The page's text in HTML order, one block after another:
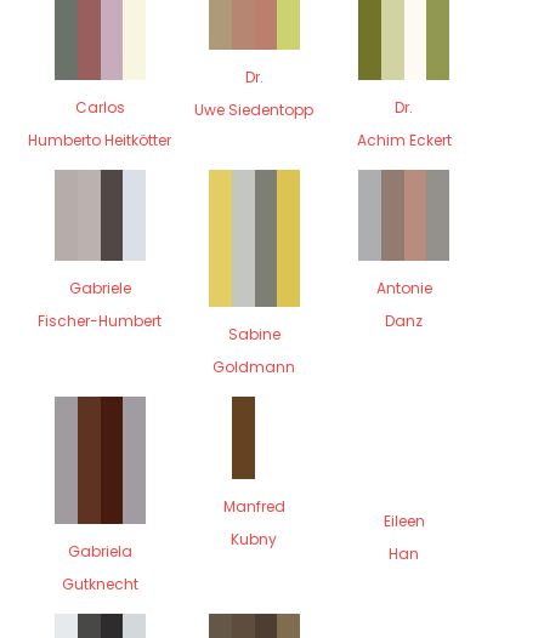
Carlos
Humberto Heitkötter
Dr.
Uwe Siedentopp
Dr.
Achim Eckert
Gabriele
Fischer-Humbert
Sabine
Goldmann
Antonie
Danz
Gabriela
Gutknecht
Manfred
Kubny
Eileen
Han